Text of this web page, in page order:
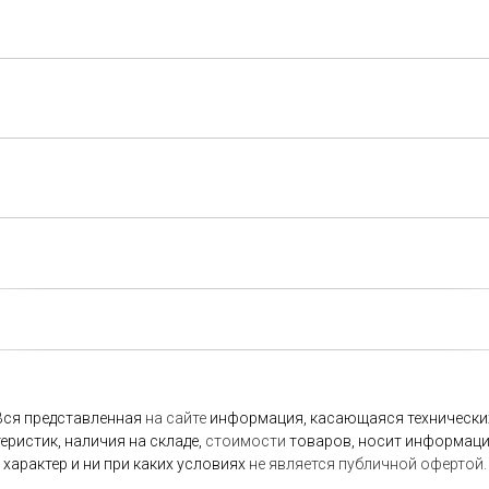
представленная на сайте информация, касающаяся
наличия на складе, стоимости товаров, носит
характер и ни при каких условиях не является публичной офертой.